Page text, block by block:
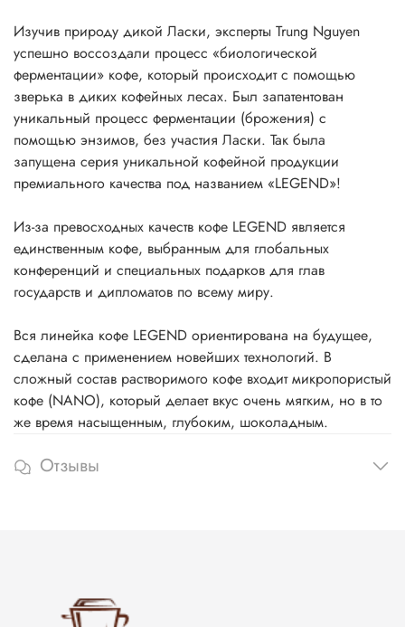
Изучив природу дикой Ласки, эксперты Trung Nguyen
успешно воссоздали процесс «биологической
ферментации» кофе, который происходит с помощью
зверька в диких кофейных лесах. Был запатентован
уникальный процесс ферментации (брожения) с
помощью энзимов, без участия Ласки. Так была
запущена серия уникальной кофейной продукции
премиального качества под названием «LEGEND»!
Из-за превосходных качеств кофе LEGEND является
единственным кофе, выбранным для глобальных
конференций и специальных подарков для глав
государств и дипломатов по всему миру.
Вся линейка кофе LEGEND ориентирована на будущее,
сделана с применением новейших технологий. В
сложный состав растворимого кофе входит микропористый
кофе (NANO), который делает вкус очень мягким, но в то
же время насыщенным, глубоким, шоколадным.
Отзывы